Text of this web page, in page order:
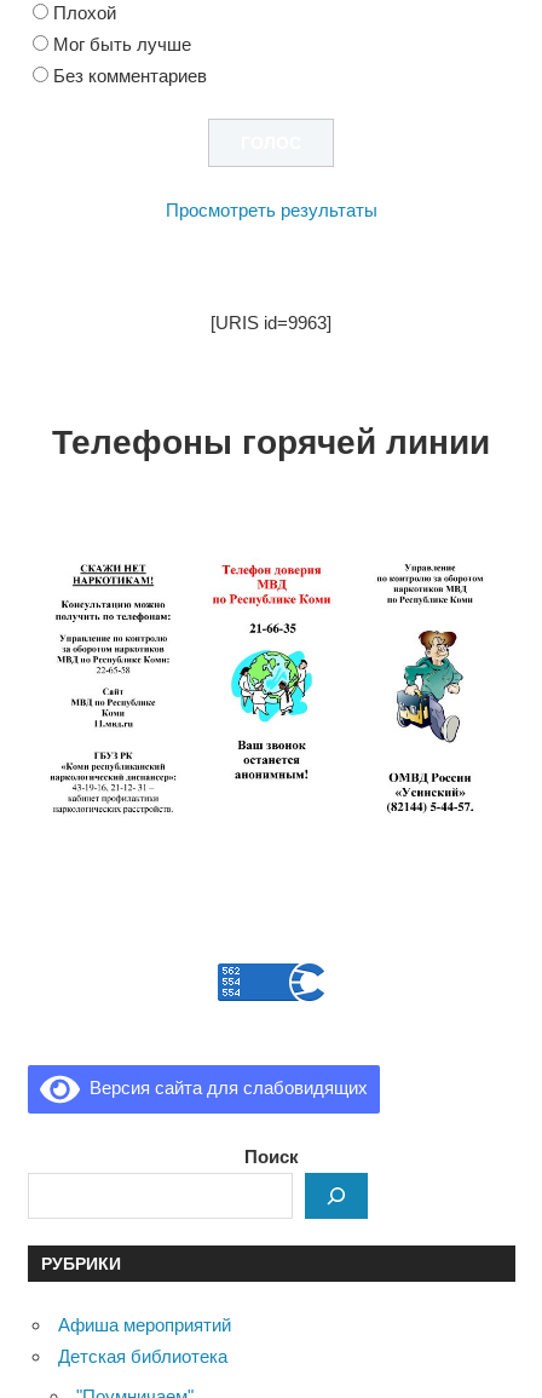
Плохой
Мог быть лучше
Без комментариев
Просмотреть результаты
[URIS id=9963]
Телефоны горячей линии
Версия сайта для слабовидящих
Поиск
РУБРИКИ
Афиша мероприятий
Детская библиотека